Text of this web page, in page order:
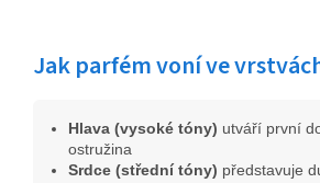
Jak parfém voní ve
Hlava (vysoké tóny) utváří první
ostružina
Srdce (střední tóny) představuje